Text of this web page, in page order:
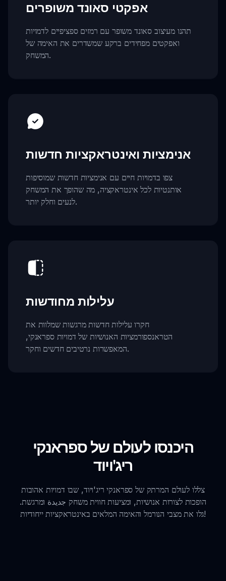
אפקטי סאונד משופרים
תהנו מעיצוב סאונד משופר עם רמזים ספציפיים לדמויות
ואפקטים מפחידים ברקע שמשדרים את האימה של
המשחק.
אנימציות ואינטראקציות חדשות
צפו בדמויות חיים עם אנימציות חדשות שמוסיפות
אותנטיות לכל אינטראקציה, מה שהופך את המשחק
לנעים וחלק יותר.
עלילות מחודשות
חקרו עלילות חדשות מרגשות שמלוות את
הטראנספורמציות האנושיות של דמויות ספראנקי,
המאפשרות נרטיבים חדשים וחקר.
היכנסו לעולם של ספראנקי
ריג'ויוד
צללו לעולם המרתק של ספראנקי ריג'ויוד, שבו דמויות אהובות
הופכות לצורות אנושיות, ומציעות חווית משחק جديدة ומרגשת.
גלו את מצבי הנורמל והאימה המלאים באינטראקציות ייחודיות!